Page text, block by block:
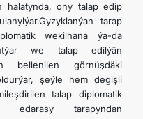
halatynda, ony talap edip
tarap
wekilhana ýa-da
we talap edilýän
bellenilen görnüşdäki
şeýle hem degişli
talap diplomatik
edarasy tarapyndan